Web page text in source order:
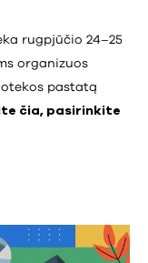
rugpjūčio 24–25
organizuos
pastatą
čia, pasirinkite